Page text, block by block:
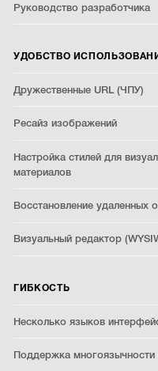
Руководство разработчика
УДОБСТВО
Дружественные URL (ЧПУ)
Ресайз изображений
Настройка стилей для
материалов
Восстановление удаленных
Визуальный редактор
ГИБКОСТЬ
Несколько языков
Поддержка многоязычности